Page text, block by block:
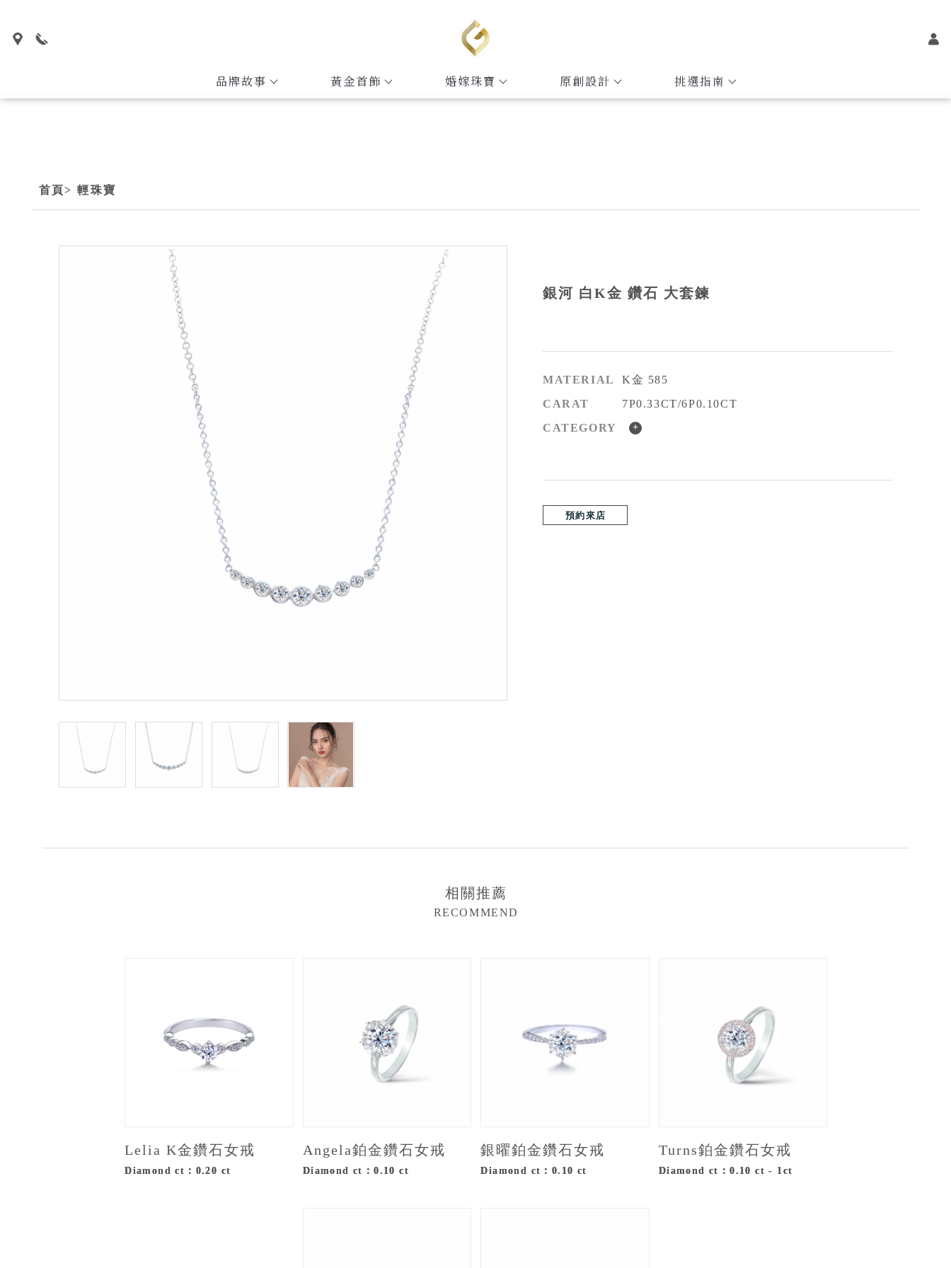
品牌故事 黃金首飾 婚嫁珠寶 原創設計 挑選指南
首頁> 輕珠寶
銀河 白K金 鑽石 大套鍊
MATERIAL
K金 585
CARAT
7P0.33CT/6P0.10CT
CATEGORY
+
預約來店
相關推薦
RECOMMEND
Lelia K金鑽石女戒
Diamond ct：0.20 ct
Angela鉑金鑽石女戒
Diamond ct：0.10 ct
銀曜鉑金鑽石女戒
Diamond ct：0.10 ct
Turns鉑金鑽石女戒
Diamond ct：0.10 ct - 1ct